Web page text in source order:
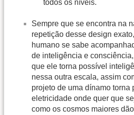
todos os níveis.
Sempre que se encontra na
repetição desse design
humano se sabe
de inteligência e
que ele torna possível
nessa outra escala, assim
projeto de uma dínamo torna
eletricidade onde quer que
como os cosmos maiores